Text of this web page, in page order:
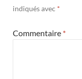
indiqués avec *
Commentaire *